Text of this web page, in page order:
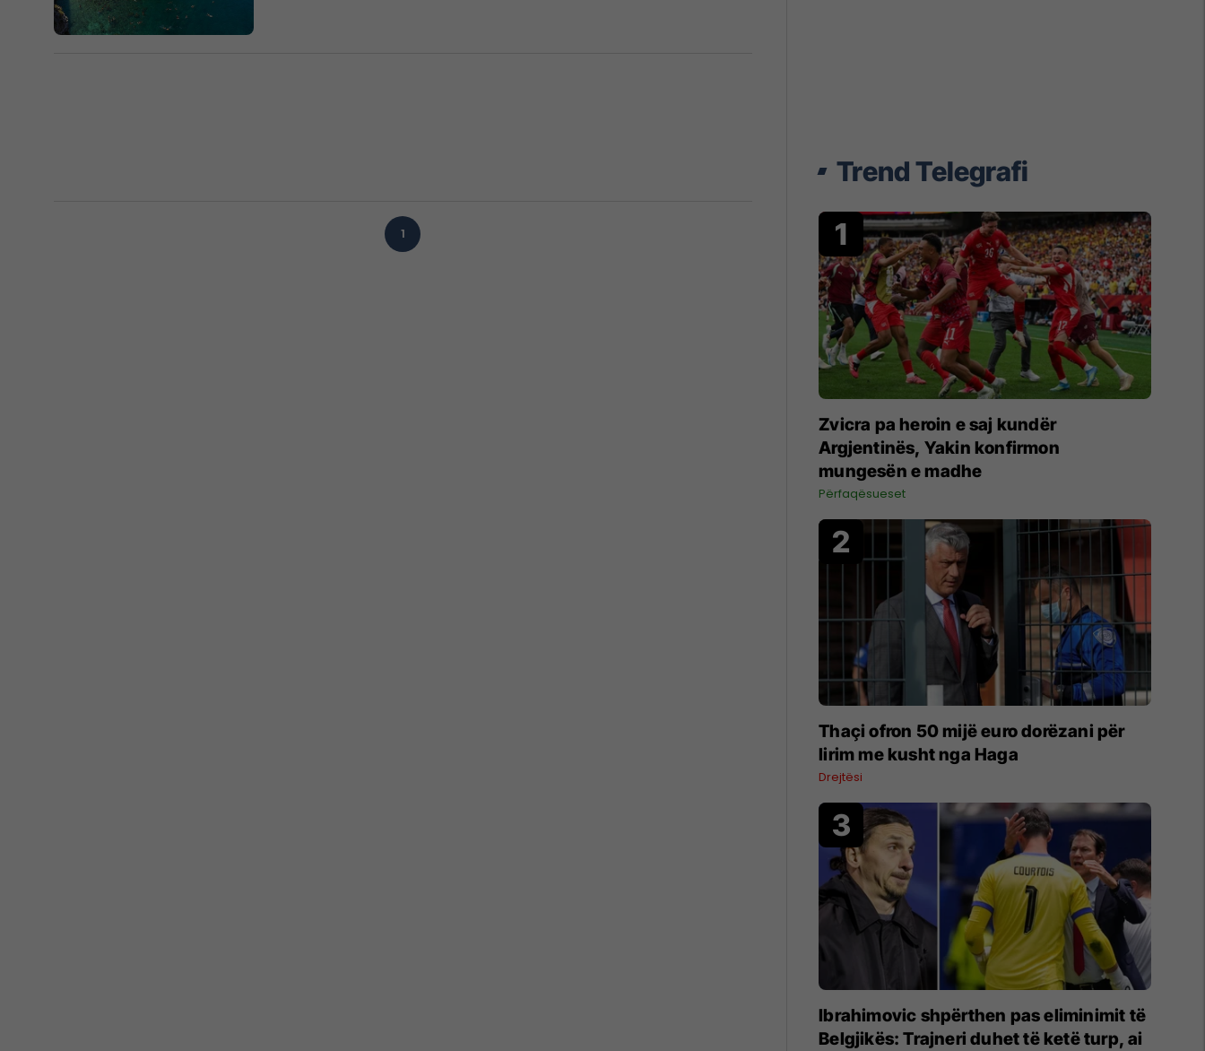
1
Trend Telegrafi
Zvicra pa heroin e saj kundër
Argjentinës, Yakin konfirmon
mungesën e madhe
Përfaqësueset
Thaçi ofron 50 mijë euro dorëzani për
lirim me kusht nga Haga
Drejtësi
Ibrahimovic shpërthen pas eliminimit të
Belgjikës: Trajneri duhet të ketë turp, ai